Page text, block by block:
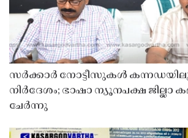
സർക്കാർ നോട്ടീസുകൾ
നിർദേശം; ഭാഷാ ന്യൂനപക്ഷ ജില്ലാ
ചേർന്നു